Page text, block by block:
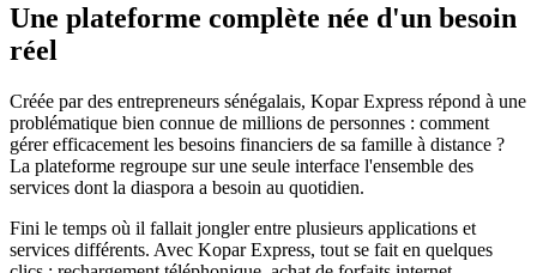
Une plateforme complète née d'un besoin
réel
Créée par des entrepreneurs sénégalais, Kopar Express répond à une
problématique bien connue de millions de personnes : comment
gérer efficacement les besoins financiers de sa famille à distance ?
La plateforme regroupe sur une seule interface l'ensemble des
services dont la diaspora a besoin au quotidien.
Fini le temps où il fallait jongler entre plusieurs applications et
services différents. Avec Kopar Express, tout se fait en quelques